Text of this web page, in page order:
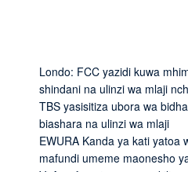
Londo: FCC yazidi kuwa
shindani na ulinzi wa mlaji
TBS yasisitiza ubora wa
biashara na ulinzi wa mlaji
EWURA Kanda ya kati yatoa
mafundi umeme maonesho